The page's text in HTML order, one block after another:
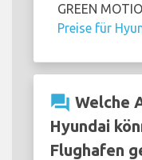
GREEN
Preise für
question_answer Welche
Hyundai
Flughafen